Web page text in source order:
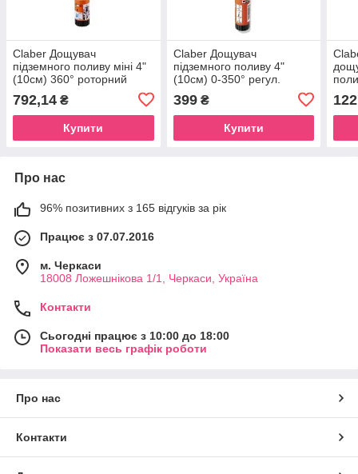
Claber Дощувач
підземного поливу міні 4"
(10см) 360° роторний
1/2"В
792,14 ₴
Купити
Claber Дощувач
підземного поливу 4"
(10см) 0-350° регул.
399₴
Купити
Про нас
96% позитивних з 165 відгуків за рік
Працює з 07.07.2016
м. Черкаси
18008 Ложешнікова 1/1, Черкаси, Україна
Контакти
Сьогодні працює з 10:00 до 18:00
Показати весь графік роботи
Про нас
Контакти